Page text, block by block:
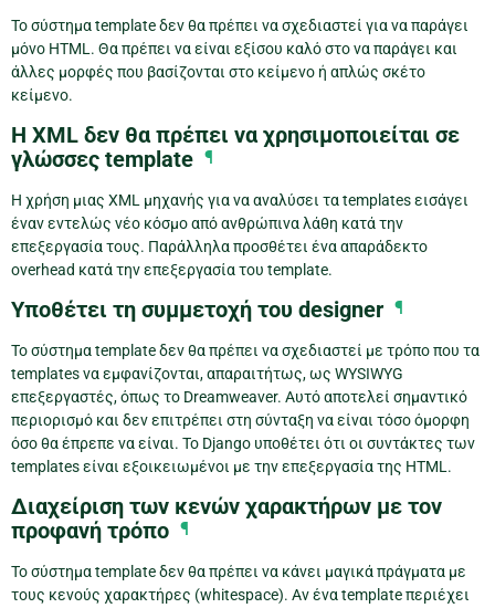
Το σύστημα template δεν θα πρέπει να σχεδιαστεί για να παράγει
μόνο HTML. Θα πρέπει να είναι εξίσου καλό στο να παράγει και
άλλες μορφές που βασίζονται στο κείμενο ή απλώς σκέτο
κείμενο.
Η XML δεν θα πρέπει να χρησιμοποιείται σε
γλώσσες template ¶
Η χρήση μιας XML μηχανής για να αναλύσει τα templates εισάγει
έναν εντελώς νέο κόσμο από ανθρώπινα λάθη κατά την
επεξεργασία τους. Παράλληλα προσθέτει ένα απαράδεκτο
overhead κατά την επεξεργασία του template.
Υποθέτει τη συμμετοχή του designer ¶
Το σύστημα template δεν θα πρέπει να σχεδιαστεί με τρόπο που τα
templates να εμφανίζονται, απαραιτήτως, ως WYSIWYG
επεξεργαστές, όπως το Dreamweaver. Αυτό αποτελεί σημαντικό
περιορισμό και δεν επιτρέπει στη σύνταξη να είναι τόσο όμορφη
όσο θα έπρεπε να είναι. Το Django υποθέτει ότι οι συντάκτες των
templates είναι εξοικειωμένοι με την επεξεργασία της HTML.
Διαχείριση των κενών χαρακτήρων με τον
προφανή τρόπο ¶
Το σύστημα template δεν θα πρέπει να κάνει μαγικά πράγματα με
τους κενούς χαρακτήρες (whitespace). Αν ένα template περιέχει